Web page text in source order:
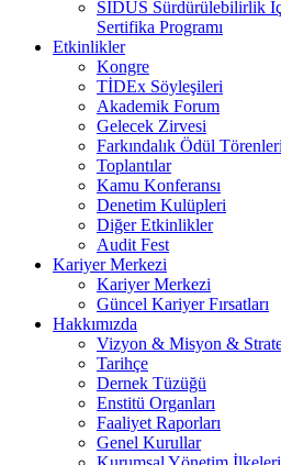
SİDUS Sürdürülebilirlik
Sertifika Programı
Etkinlikler
Kongre
TİDEx Söyleşileri
Akademik Forum
Gelecek Zirvesi
Farkındalık Ödül Törenleri
Toplantılar
Kamu Konferansı
Denetim Kulüpleri
Diğer Etkinlikler
Audit Fest
Kariyer Merkezi
Kariyer Merkezi
Güncel Kariyer Fırsatları
Hakkımızda
Vizyon & Misyon &
Tarihçe
Dernek Tüzüğü
Enstitü Organları
Faaliyet Raporları
Genel Kurullar